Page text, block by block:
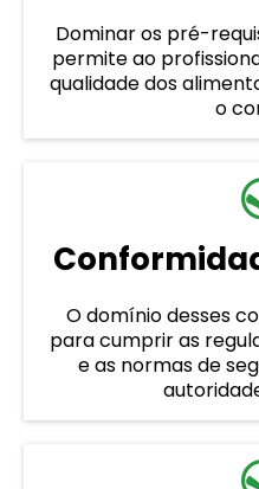
Dominar os pré-
permite ao
qualidade dos
o
O domínio desses
para cumprir as
e as normas de